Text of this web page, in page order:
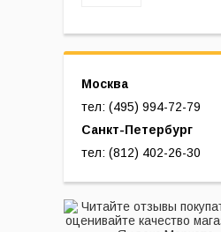
Москва
тел: (495) 994-72-79
Санкт-Петербург
тел: (812) 402-26-30